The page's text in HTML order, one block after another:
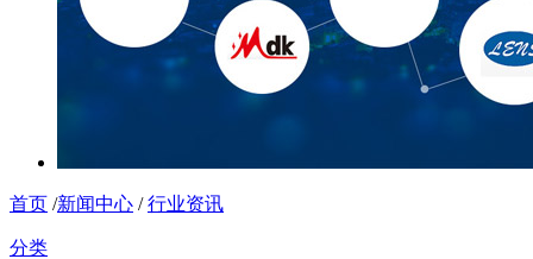
首页 /新闻中心 /行业资讯
分类